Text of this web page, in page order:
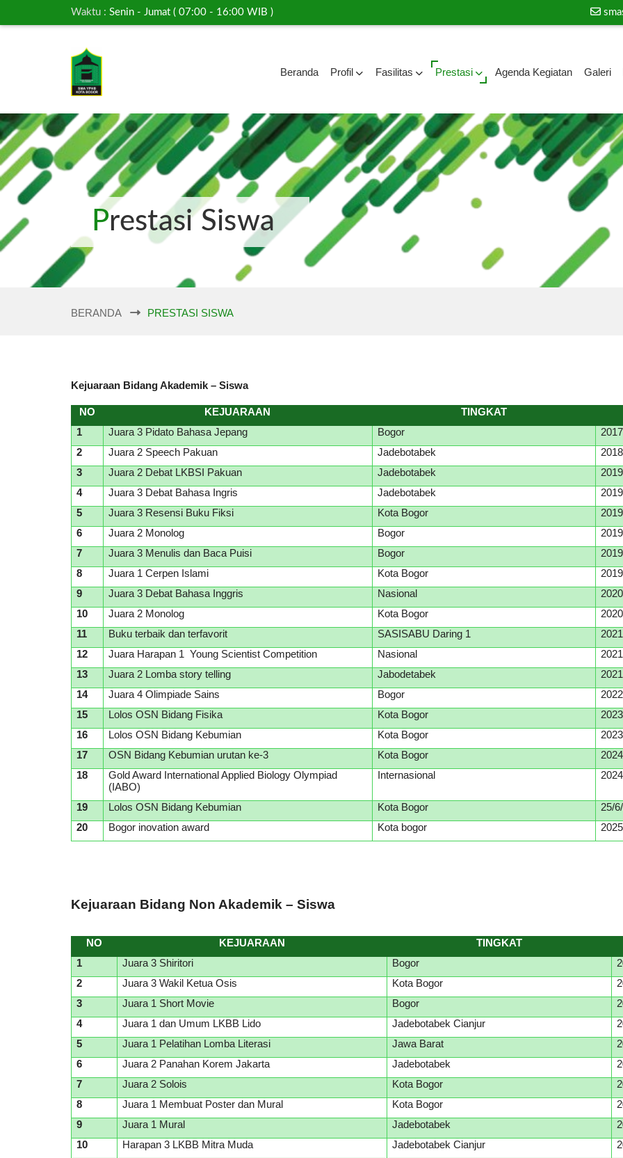
Waktu : Senin - Jumat ( 07:00 - 16:00 WIB )
Beranda Profil Fasilitas Prestasi Agenda Kegiatan Galeri
Prestasi Siswa
BERANDA PRESTASI SISWA
Kejuaraan Bidang Akademik – Siswa
NO KEJUARAAN TINGKAT
1
Juara 3 Pidato Bahasa Jepang Bogor
2017
2
Juara 2 Speech Pakuan Jadebotabek
2018
3
Juara 2 Debat LKBSI Pakuan Jadebotabek
2019
4
Juara 3 Debat Bahasa Ingris Jadebotabek
2019
5
Juara 3 Resensi Buku Fiksi Kota Bogor
2019
6
Juara 2 Monolog Bogor
2019
7
Juara 3 Menulis dan Baca Puisi Bogor
2019
8
Juara 1 Cerpen Islami Kota Bogor
2019
9
Juara 3 Debat Bahasa Inggris Nasional
2020
10
Juara 2 Monolog Kota Bogor
2020
11
Buku terbaik dan terfavorit SASISABU Daring 1
2021
12
Juara Harapan 1 Young Scientist Competition Nasional
2021
13
Juara 2 Lomba story telling Jabodetabek 2021
14
Juara 4 Olimpiade Sains Bogor
2022
15
Lolos OSN Bidang Fisika Kota Bogor
2023
16
Lolos OSN Bidang Kebumian Kota Bogor
2023
17
OSN Bidang Kebumian urutan ke-3 Kota Bogor
2024
18
Gold Award International Applied Biology Olympiad
(IABO)
Internasional 2024
19 Lolos OSN Bidang Kebumian Kota Bogor
25/
20
Bogor inovation award Kota bogor 2025
Kejuaraan Bidang Non Akademik – Siswa
NO KEJUARAAN TINGKAT
1
Juara 3 Shiritori Bogor
2
Juara 3 Wakil Ketua Osis Kota Bogor
3
Juara 1 Short Movie Bogor
4
Juara 1 dan Umum LKBB Lido Jadebotabek Cianjur
5
Juara 1 Pelatihan Lomba Literasi Jawa Barat
6
Juara 2 Panahan Korem Jakarta Jadebotabek
7
Juara 2 Solois Kota Bogor
8
Juara 1 Membuat Poster dan Mural Kota Bogor
9
Juara 1 Mural Jadebotabek
10
Harapan 3 LKBB Mitra Muda Jadebotabek Cianjur